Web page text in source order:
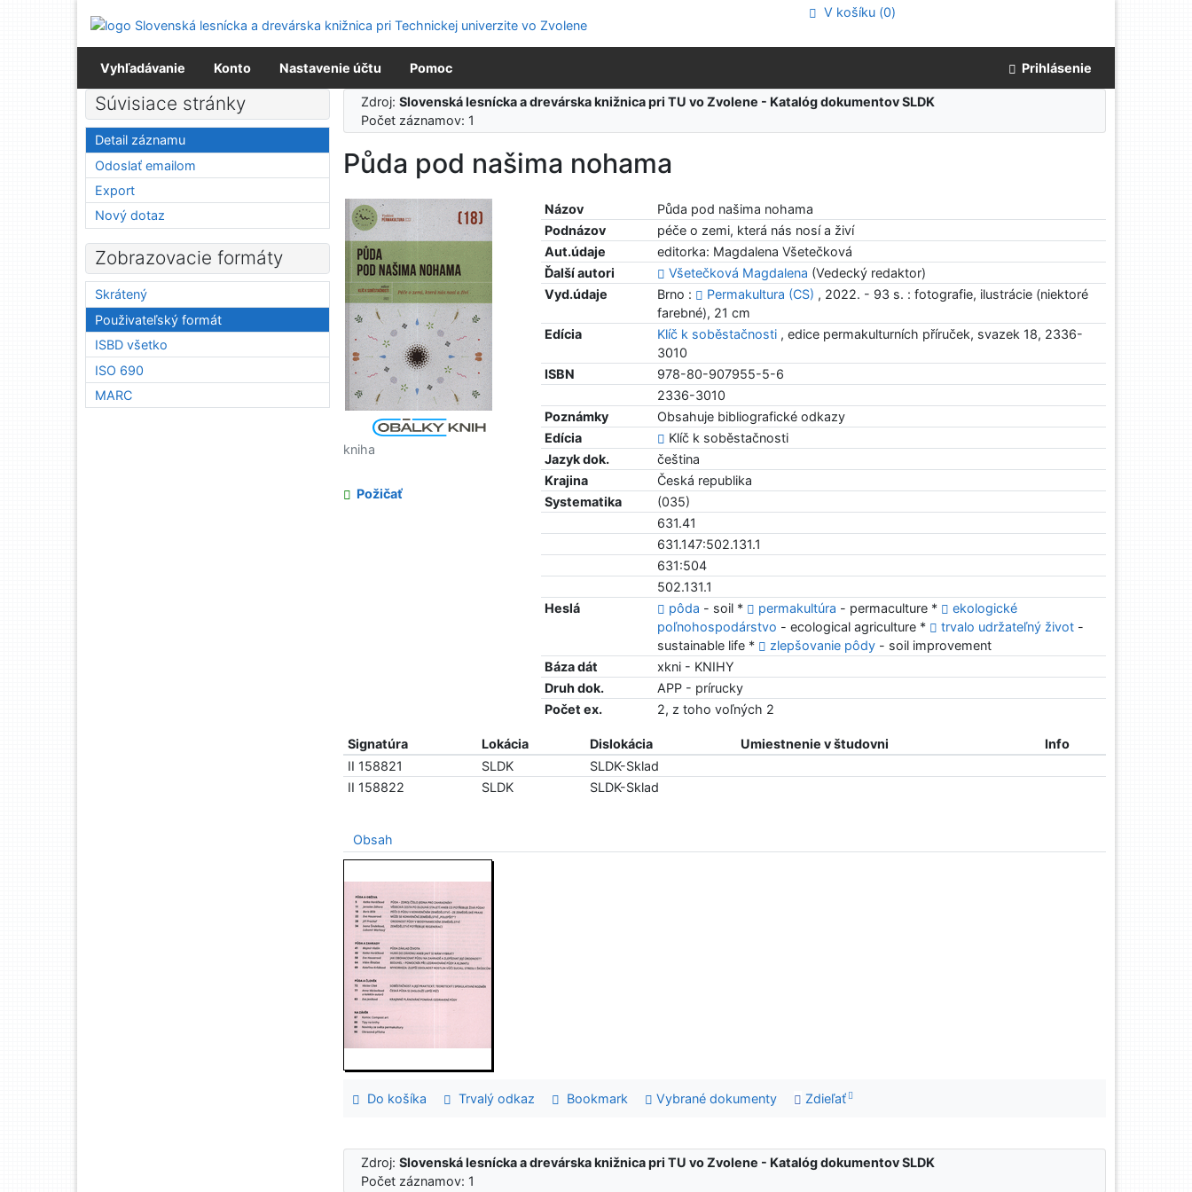
Prejsť na menu
Prehlásenie o webovej prístupnosti
V košíku (0)
Vyhľadávanie Konto Nastavenie účtu Pomoc Prihlásenie
Zdroj:Slovenská lesnícka a drevárska knižnica pri TU vo Zvolene - Katalóg dokumentov SLDK
Počet záznamov: 1
Půda pod našima nohama
Názov
Půda pod našima nohama
Podnázov
péče o zemi, která nás nosí a živí
Aut.údaje
editorka: Magdalena Všetečková
Ďalší autori
Všetečková Magdalena (Vedecký redaktor)
Vyd.údaje
Brno : Permakultura (CS) , 2022. - 93 s. : fotografie, ilustrácie (niektoré
farebné), 21 cm
Edícia
Klíč k soběstačnosti , edice permakulturních příruček, svazek 18, 2336-
3010
ISBN
978-80-907955-5-6
2336-3010
Poznámky
Obsahuje bibliografické odkazy
Edícia
Klíč k soběstačnosti
Jazyk dok.
čeština
Krajina
Česká republika
Systematika
(035)
631.41
631.147:502.131.1
631:504
502.131.1
Heslá
pôda - soil * permakultúra - permaculture *
ekologické
poľnohospodárstvo - ecological agriculture * trvalo udržateľný život -
sustainable life *
zlepšovanie pôdy - soil improvement
Báza dát
xkni - KNIHY
Druh dok.
APP - prírucky
Počet ex.
2, z toho voľných 2
kniha
Požičať
Signatúra Lokácia Dislokácia Umiestnenie v študovni
Info
II 158821
SLDK
SLDK-Sklad
II 158822
SLDK SLDK-Sklad
Obsah
Do košíka Trvalý odkaz Bookmark Vybrané dokumenty Zdieľať
Zdroj:Slovenská lesnícka a drevárska knižnica pri TU vo Zvolene - Katalóg dokumentov SLDK
Počet záznamov: 1
Súvisiace stránky
Detail záznamu
Odoslať emailom
Export
Nový dotaz
Zobrazovacie formáty
Skrátený
Použivateľský formát
ISBD všetko
ISO 690
MARC